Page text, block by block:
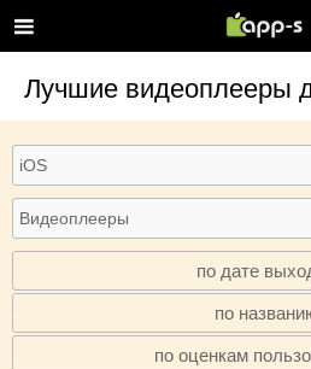
Лучшие видеоплееры
по дате
· по
· по оценкам